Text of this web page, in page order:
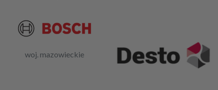
woj. mazowieckie